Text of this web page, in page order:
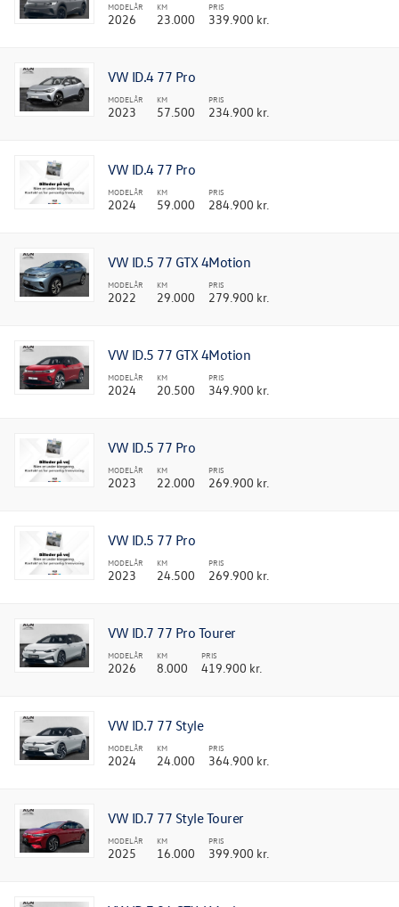
MODELÅR
2026
KM
23.000
PRIS
339.900 kr.
VW ID.4 77 Pro
MODELÅR
2023
KM
57.500
PRIS
234.900 kr.
VW ID.4 77 Pro
MODELÅR
2024
KM
59.000
PRIS
284.900 kr.
VW ID.5 77 GTX 4Motion
MODELÅR
2022
KM
29.000
PRIS
279.900 kr.
VW ID.5 77 GTX 4Motion
MODELÅR
2024
KM
20.500
PRIS
349.900 kr.
VW ID.5 77 Pro
MODELÅR
2023
KM
22.000
PRIS
269.900 kr.
VW ID.5 77 Pro
MODELÅR
2023
KM
24.500
PRIS
269.900 kr.
VW ID.7 77 Pro Tourer
MODELÅR
2026
KM
8.000
PRIS
419.900 kr.
VW ID.7 77 Style
MODELÅR
2024
KM
24.000
PRIS
364.900 kr.
VW ID.7 77 Style Tourer
MODELÅR
2025
KM
16.000
PRIS
399.900 kr.